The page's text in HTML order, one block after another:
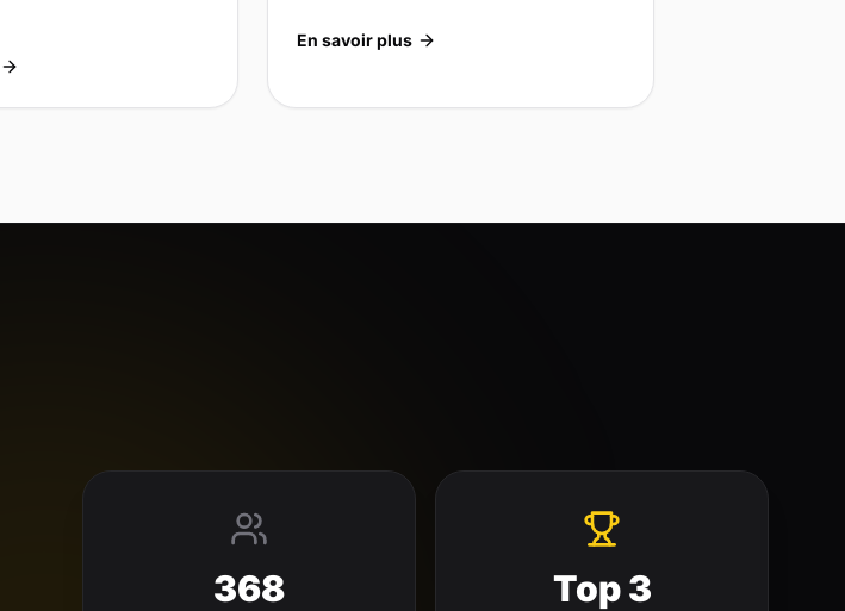
En savoir plus
368 Top 3